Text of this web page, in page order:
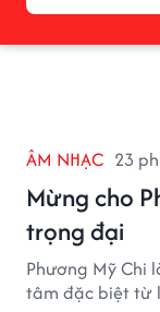
ÂM NHẠC 23
Mừng cho
trọng đại
Phương Mỹ Chi
tâm đặc biệt từ